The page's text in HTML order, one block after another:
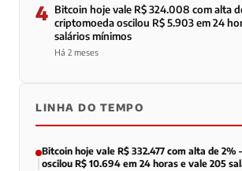
4 Bitcoin hoje vale R$ 324.008 com alta
criptomoeda oscilou R$ 5.903 em 24
salários mínimos
Há 2 meses
LINHA DO TEMPO
Bitcoin hoje vale R$ 332.477 com alta de
oscilou R$ 10.694 em 24 horas e vale 205